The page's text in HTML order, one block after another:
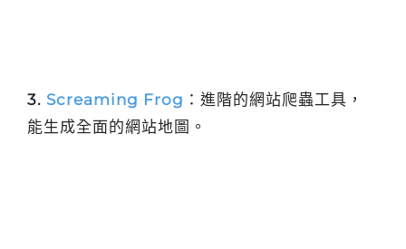
3. Screaming Frog ：進階的網站爬蟲工具，
能生成全面的網站地圖。